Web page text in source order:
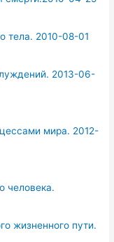
тела. 2010-08-01
2013-06-
мира. 2012-
человека.
жизненного пути.